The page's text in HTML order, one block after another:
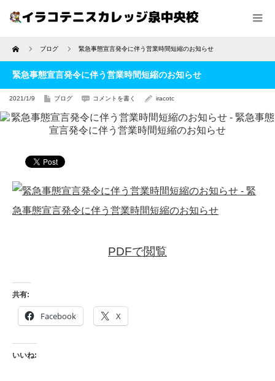
Home ブログ 緊急事態宣言発令に伴う営業時間短縮のお知らせ
緊急事態宣言発令に伴う営業時間短縮のお知らせ
2021/1/9 ブログ コメントを書く iracotc
PDFで閲覧
共有:
Facebook X
いいね: